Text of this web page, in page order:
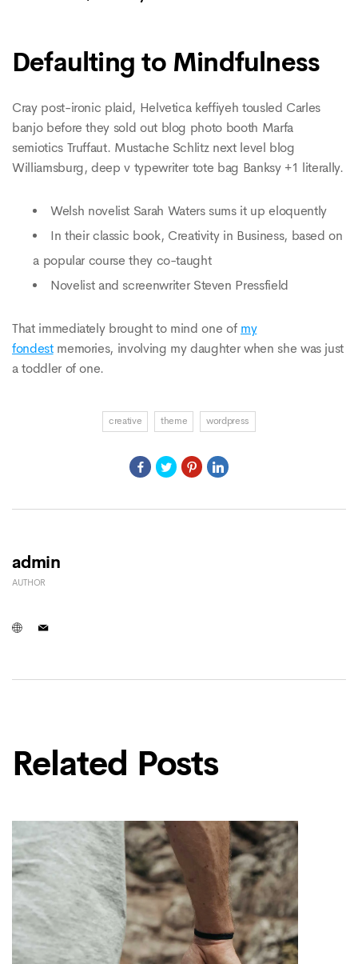
Defaulting to Mindfulness
Cray post-ironic plaid, Helvetica keffiyeh tousled Carles
banjo before they sold out blog photo booth Marfa
semiotics Truffaut. Mustache Schlitz next level blog
Williamsburg, deep v typewriter tote bag Banksy +1 literally.
Welsh novelist Sarah Waters sums it up eloquently
In their classic book, Creativity in Business, based on
a popular course they co-taught
Novelist and screenwriter Steven Pressfield
That immediately brought to mind one of my
fondestmemories, involving my daughter when she was just
a toddler of one.
creative theme wordpress
admin
AUTHOR
Related Posts